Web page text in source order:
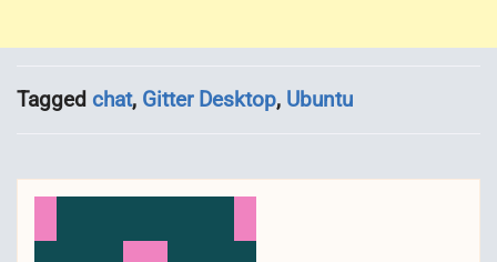
Tagged chat, Gitter Desktop, Ubuntu